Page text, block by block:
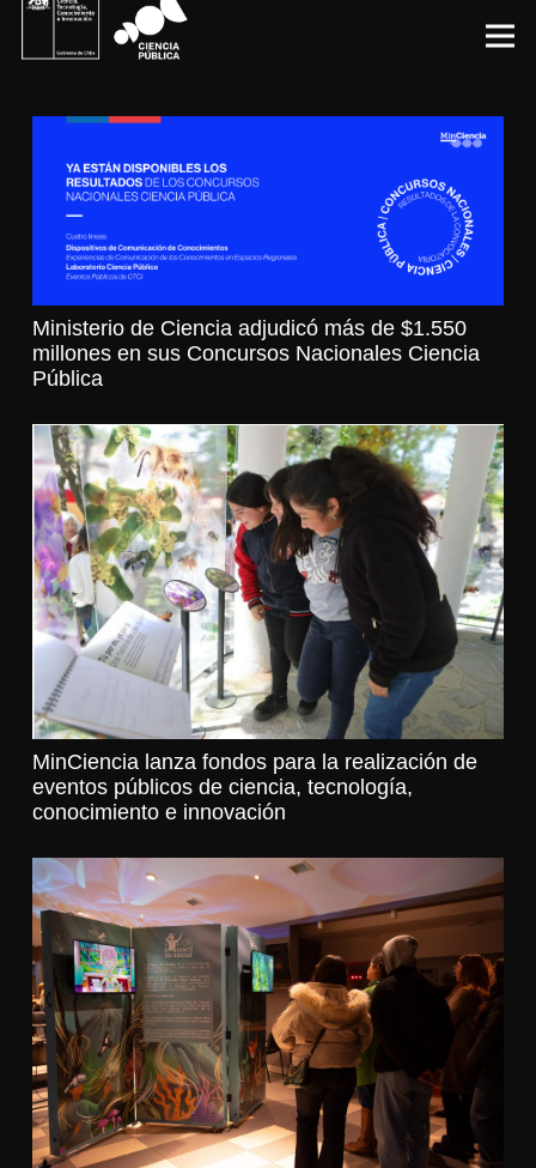
Ministerio de Ciencia adjudicó más de $1.550
millones en sus Concursos Nacionales Ciencia
Pública
MinCiencia lanza fondos para la realización de
eventos públicos de ciencia, tecnología,
conocimiento e innovación